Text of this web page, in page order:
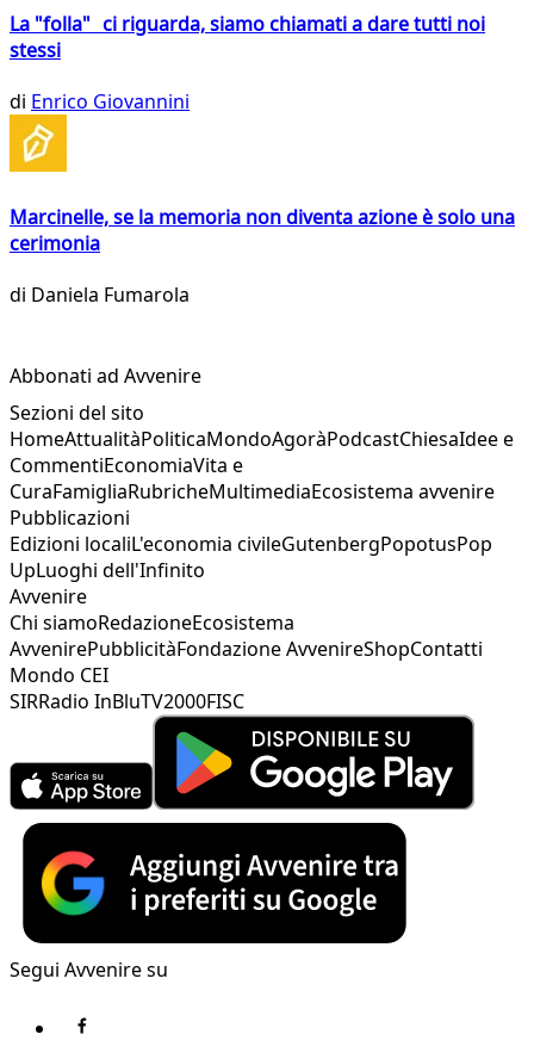
La "folla" ci riguarda, siamo chiamati a dare tutti noi
stessi
di Enrico Giovannini
Marcinelle, se la memoria non diventa azione è solo una
cerimonia
di Daniela Fumarola
Abbonati ad Avvenire
Sezioni del sito
HomeAttualitàPoliticaMondoAgoràPodcastChiesaIdee e
CommentiEconomiaVita e
CuraFamigliaRubricheMultimediaEcosistema avvenire
Pubblicazioni
Edizioni localiL'economia civileGutenbergPopotusPop
UpLuoghi dell'Infinito
Avvenire
Chi siamoRedazioneEcosistema
AvvenirePubblicitàFondazione AvvenireShopContatti
Mondo CEI
SIRRadio InBluTV2000FISC
Segui Avvenire su